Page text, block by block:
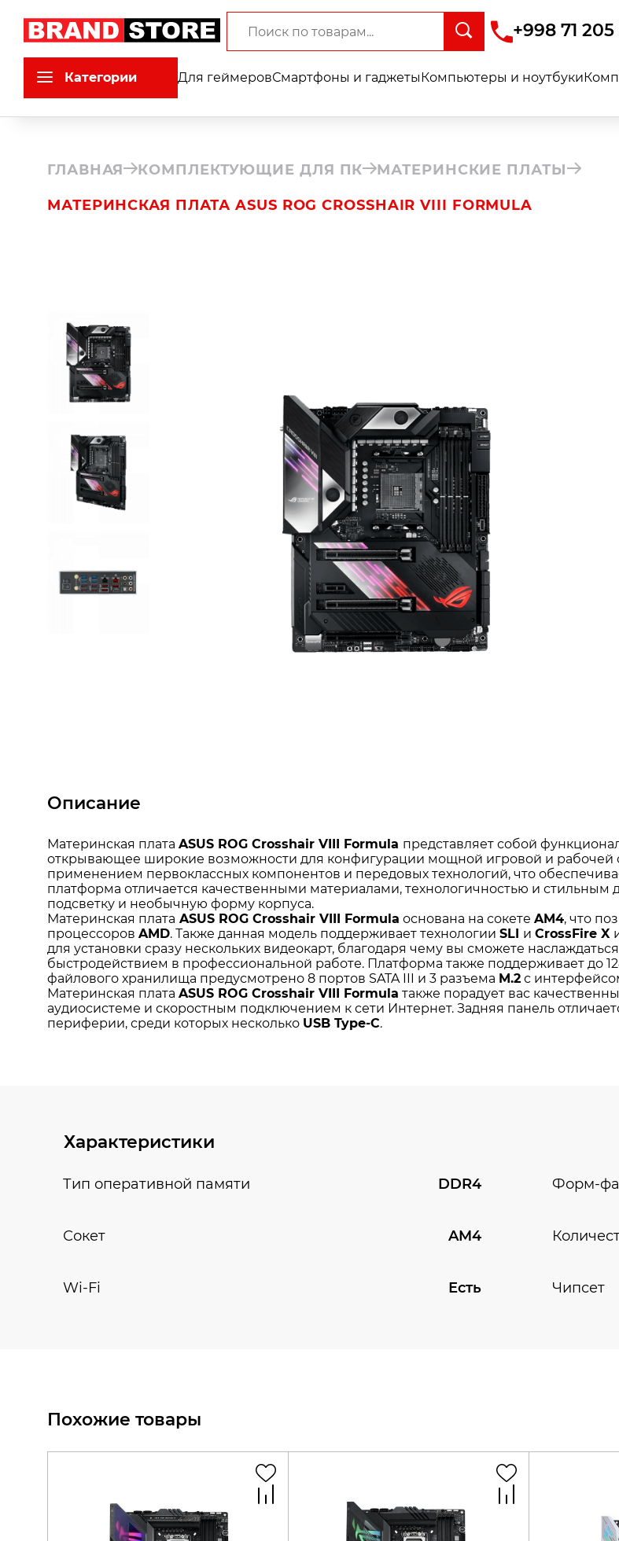
+998 71
Категории Для геймеровСмартфоны и гаджетыКомпьютеры и ноутбуки
ГЛАВНАЯ КОМПЛЕКТУЮЩИЕ ДЛЯ ПК МАТЕРИНСКИЕ ПЛАТЫ
МАТЕРИНСКАЯ ПЛАТА ASUS ROG CROSSHAIR VIII FORMULA
Описание
Характеристики
Тип оперативной памяти DDR4 Форм-
Сокет AM4
Wi-Fi Есть Чипсет
Похожие товары